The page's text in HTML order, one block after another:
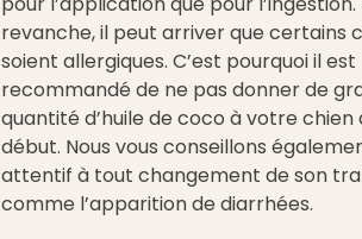
revanche, il peut arriver que certains
soient allergiques. C’est pourquoi il est
recommandé de ne pas donner de
quantité d’huile de coco à votre chien
début. Nous vous conseillons
attentif à tout changement de son
comme l’apparition de diarrhées.